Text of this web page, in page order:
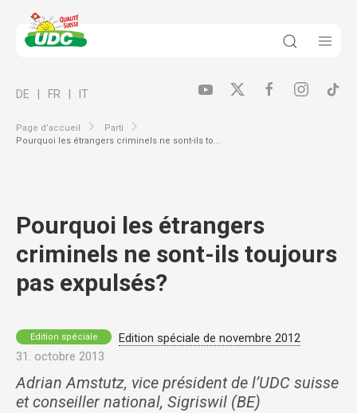
Page d’accueil
Parti
Pourquoi les étrangers criminels ne sont-ils to...
DE FR IT
Pourquoi les étrangers
criminels ne sont-ils toujours
pas expulsés?
Edition spéciale
Edition spéciale de novembre 2012
31. octobre 2013
Adrian Amstutz, vice président de l’UDC suisse
et conseiller national, Sigriswil (BE)